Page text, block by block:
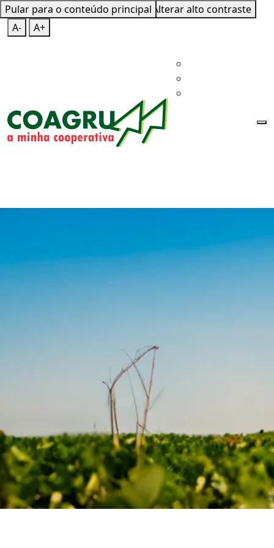
Pular para o conteúdo principal
Mapa do SiteTeclas de Atalho
Alterar alto contraste
A-
A+